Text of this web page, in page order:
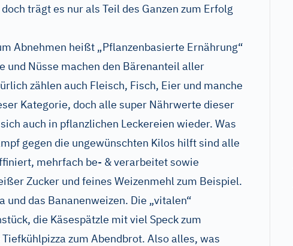
trägt es nur als Teil des Ganzen zum Erfolg
Abnehmen heißt „Pflanzenbasierte Ernährung“
und Nüsse machen den Bärenanteil aller
zählen auch Fleisch, Fisch, Eier und manche
Kategorie, doch alle super Nährwerte dieser
auch in pflanzlichen Leckereien wieder. Was
gegen die ungewünschten Kilos hilft sind alle
mehrfach be- & verarbeitet sowie
Zucker und feines Weizenmehl zum Beispiel.
und das Bananenweizen. Die „vitalen“
die Käsespätzle mit viel Speck zum
zum Abendbrot. Also alles, was